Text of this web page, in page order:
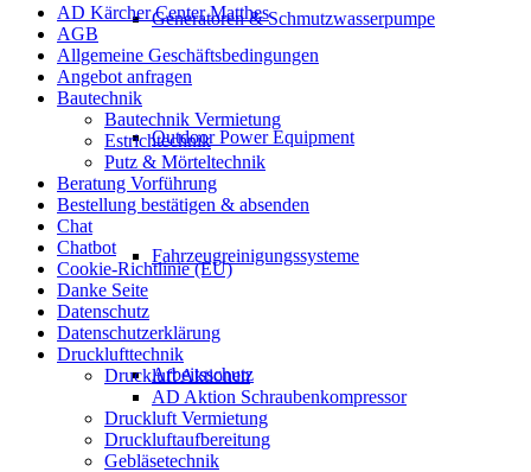
Generatoren & Schmutzwasserpumpe
Outdoor Power Equipment
Fahrzeugreinigungssysteme
Arbeitsschutz
AD Kärcher Center Matthes
AGB
Allgemeine Geschäftsbedingungen
Angebot anfragen
Bautechnik
Bautechnik Vermietung
Estrichtechnik
Putz & Mörteltechnik
Beratung Vorführung
Bestellung bestätigen & absenden
Chat
Chatbot
Cookie-Richtlinie (EU)
Danke Seite
Datenschutz
Datenschutzerklärung
Drucklufttechnik
Druckluft Aktionen
AD Aktion Schraubenkompressor
Druckluft Vermietung
Druckluftaufbereitung
Gebläsetechnik